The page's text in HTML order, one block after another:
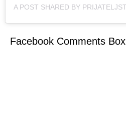
Facebook Comments Box